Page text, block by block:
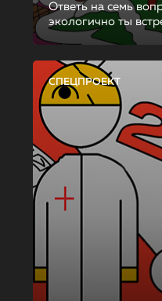
Ответь на семь
экологично ты
СПЕЦПРОЕКТ